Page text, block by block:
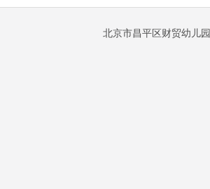
北京市昌平区财贸幼儿园